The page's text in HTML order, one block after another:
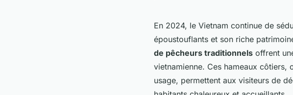
En 2024, le Vietnam continue de
époustouflants et son riche
de pêcheurs traditionnels offrent
vietnamienne. Ces hameaux côtiers,
usage, permettent aux visiteurs de